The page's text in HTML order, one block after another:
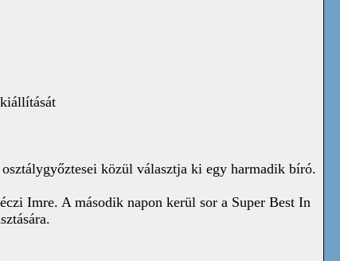
közül választja ki egy harmadik bíró.
Imre. A második napon kerül sor a Super Best In